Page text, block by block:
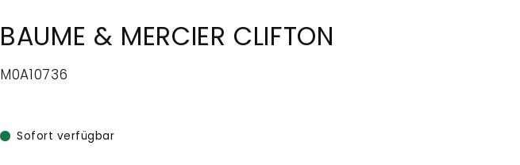
BAUME & MERCIER CLIFTON
M0A10736
Sofort verfügbar